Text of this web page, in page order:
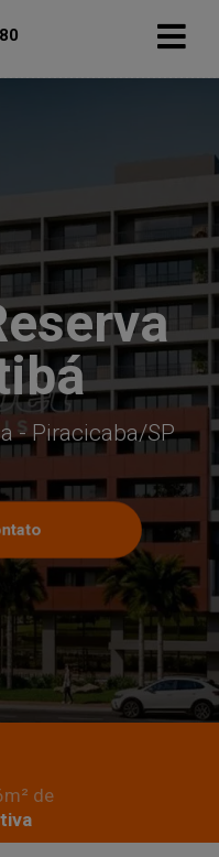
- Piracicaba/SP
de